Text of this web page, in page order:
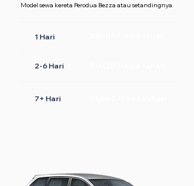
Model sewa kereta Perodua Bezza atau setandingnya.
1 Hari
2-6 Hari
7+ Hari